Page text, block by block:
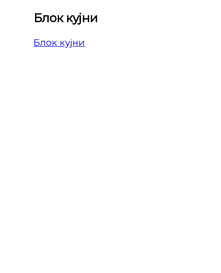
Блок кујни
Блок кујни